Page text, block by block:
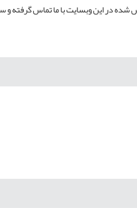
شده در این وبسایت با ما تماس